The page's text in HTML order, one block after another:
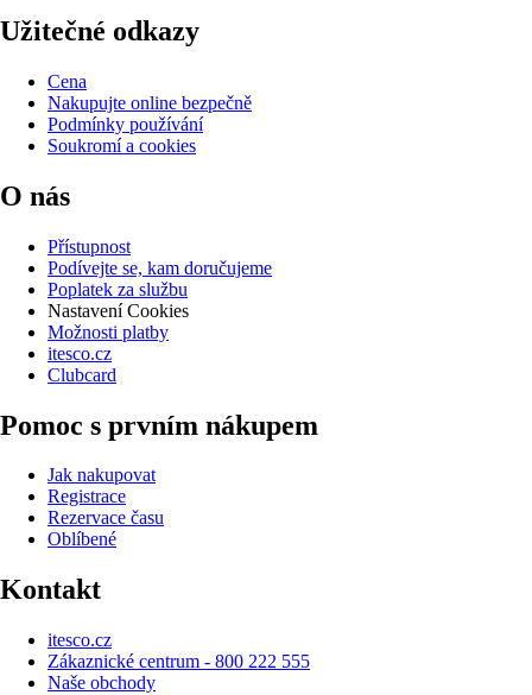
Užitečné odkazy
Cena
Nakupujte online bezpečně
Podmínky používání
Soukromí a cookies
O nás
Přístupnost
Podívejte se, kam doručujeme
Poplatek za službu
Nastavení Cookies
Možnosti platby
itesco.cz
Clubcard
Pomoc s prvním nákupem
Jak nakupovat
Registrace
Rezervace času
Oblíbené
Kontakt
itesco.cz
Zákaznické centrum - 800 222 555
Naše obchody